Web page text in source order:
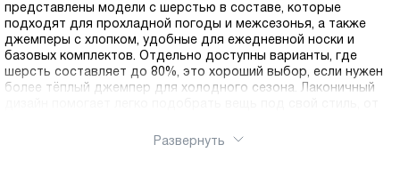
представлены модели с шерстью в составе, которые
подходят для прохладной погоды и межсезонья, а также
джемперы с хлопком, удобные для ежедневной носки и
базовых комплектов. Отдельно доступны варианты, где
шерсть составляет до 80%, это хороший выбор, если нужен
более тёплый джемпер для холодного сезона. Лаконичный
разнообразие оттенков и посадок упрощает выбор под
Развернуть